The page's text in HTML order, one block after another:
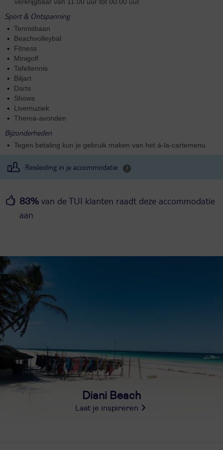
Sport & Ontspanning
Tennisbaan
Beachvolleybal
Fitness
Minigolf
Tafeltennis
Biljart
Darts
Shows
Livemuziek
Thema-avonden
Bijzonderheden
Tegen betaling kun je gebruik maken van het à-la-cartemenu
Reisleiding in je accommodatie
83%van de TUI klanten raadt deze accommodatie
aan
Diani Beach
Laat je inspireren